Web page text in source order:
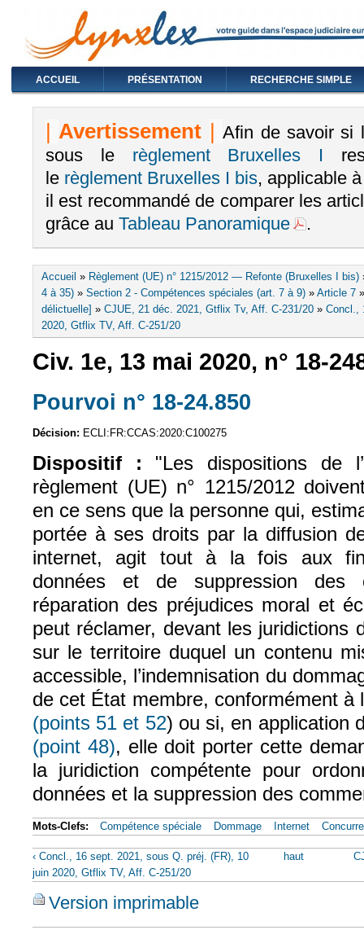
ACCUEIL PRÉSENTATION RECHERCHE SIMPLE
|Avertissement | Afin de savoir si
sous le règlement Bruxelles I
le règlement Bruxelles I bis, applicable
il est recommandé de comparer les
grâce au Tableau Panoramique .
Vous êtes ici
Accueil » Règlement (UE) n° 1215/2012 — Refonte (Bruxelles I bis)
4 à 35) » Section 2 - Compétences spéciales (art. 7 à 9) » Article 7
délictuelle] » CJUE, 21 déc. 2021, Gtflix Tv, Aff. C-231/20 » Concl.,
2020, Gtflix TV, Aff. C-251/20
Civ. 1e, 13 mai 2020, n° 18-
Pourvoi n° 18-24.850
Décision: ECLI:FR:CCAS:2020:C100275
Dispositif :
"Les dispositions de
règlement (UE) n° 1215/2012
en ce sens que la personne qui,
portée à ses droits par la diffusion
internet, agit tout à la fois aux
données et de suppression des
réparation des préjudices moral et
peut réclamer, devant les juridictions
sur le territoire duquel un contenu
accessible, l’indemnisation du
de cet État membre, conformément à
(points 51 et 52) ou si, en application
(point 48), elle doit porter cette
la juridiction compétente pour
données et la suppression des
Mots-Clefs: Compétence spéciale Dommage Internet
‹ Concl., 16 sept. 2021, sous Q. préj. (FR), 10
juin 2020, Gtflix TV, Aff. C-251/20
haut
Version imprimable